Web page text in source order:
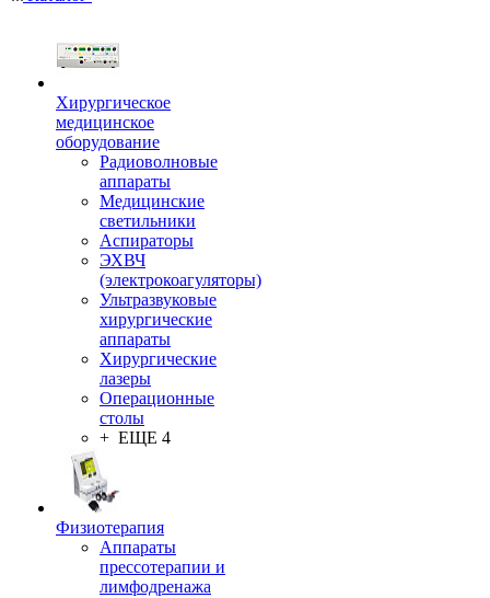
Хирургическое
медицинское
оборудование
Радиоволновые
аппараты
Медицинские
светильники
Аспираторы
ЭХВЧ
(электрокоагуляторы)
Ультразвуковые
хирургические
аппараты
Хирургические
лазеры
Операционные
столы
+ ЕЩЕ 4
Физиотерапия
Аппараты
прессотерапии и
лимфодренажа